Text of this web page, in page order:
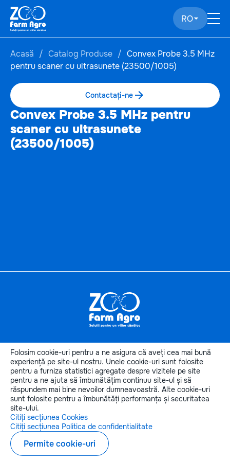
RO
Acasă Catalog Produse
Convex Probe 3.5 MHz
pentru scaner cu ultrasunete (23500/1005)
Contactați-ne
Convex Probe 3.5 MHz pentru
scaner cu ultrasunete
(23500/1005)
Copyright © 2026 zoofarmagro.md
Elaborarea siteului - ilab.md
Informaţiiutile
Categoriile produselor
Categorii de animale
Contactele noastre
Folosim cookie-uri pentru a ne asigura că aveți cea mai bună
experiență pe site-ul nostru. Unele cookie-uri sunt folosite
pentru a furniza statistici agregate despre vizitele pe site
pentru a ne ajuta să îmbunătățim continuu site-ul și să
răspundem mai bine nevoilor dumneavoastră. Alte cookie-uri
sunt folosite pentru a îmbunătăți performanța și securitatea
site-ului.
Citiți secțiunea Cookies
Citiți secțiunea Politica de confidentialitate
Permite cookie-uri